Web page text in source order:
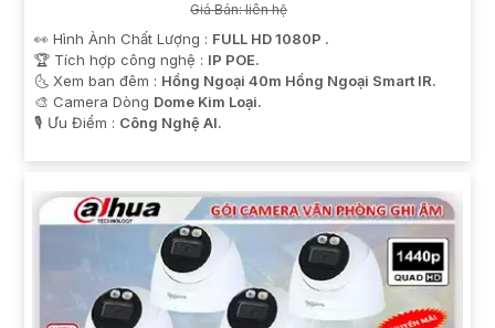
Giá Bán: liên hệ
👀 Hình Ành Chất Lượng : FULL HD 1080P .
🏆 Tích hợp công nghệ : IP POE.
🌜 Xem ban đêm : Hồng Ngoại 40m Hồng Ngoại Smart IR.
🎨 Camera Dòng Dome Kim Loại.
️🎙 Ưu Điểm : Công Nghệ AI.